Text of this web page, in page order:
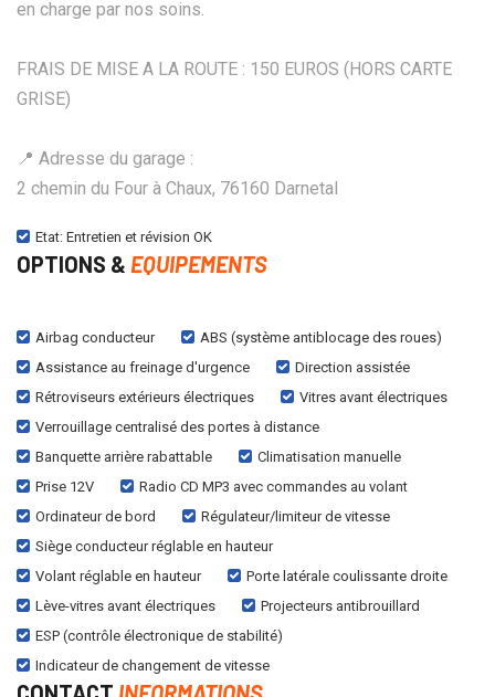
en charge par nos soins.
FRAIS DE MISE A LA ROUTE : 150 EUROS (HORS CARTE
GRISE)
📍 Adresse du garage :
2 chemin du Four à Chaux, 76160 Darnetal
Etat: Entretien et révision OK
OPTIONS & EQUIPEMENTS
Airbag conducteur
ABS (système antiblocage des roues)
Assistance au freinage d'urgence
Direction assistée
Rétroviseurs extérieurs électriques
Vitres avant électriques
Verrouillage centralisé des portes à distance
Banquette arrière rabattable
Climatisation manuelle
Prise 12V
Radio CD MP3 avec commandes au volant
Ordinateur de bord
Régulateur/limiteur de vitesse
Siège conducteur réglable en hauteur
Volant réglable en hauteur
Porte latérale coulissante droite
Lève-vitres avant électriques
Projecteurs antibrouillard
ESP (contrôle électronique de stabilité)
Indicateur de changement de vitesse